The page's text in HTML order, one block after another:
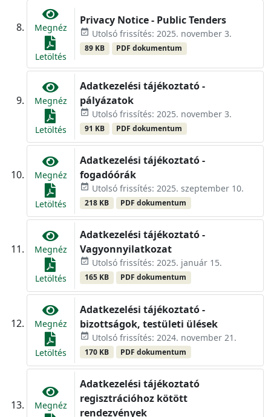
Megnéz
Letöltés
Privacy Notice - Public Tenders
event_available Utolsó frissítés: 2025. november 3.
89 KB PDF dokumentum
Megnéz
Letöltés
Adatkezelési tájékoztató -
pályázatok
event_available Utolsó frissítés: 2025. november 3.
91 KB PDF dokumentum
Megnéz
Letöltés
Adatkezelési tájékoztató -
fogadóórák
event_available Utolsó frissítés: 2025. szeptember 10.
218 KB PDF dokumentum
Megnéz
Letöltés
Adatkezelési tájékoztató -
Vagyonnyilatkozat
event_available Utolsó frissítés: 2025. január 15.
165 KB PDF dokumentum
Megnéz
Letöltés
Adatkezelési tájékoztató -
bizottságok, testületi ülések
event_available Utolsó frissítés: 2024. november 21.
170 KB PDF dokumentum
Megnéz
Adatkezelési tájékoztató
regisztrációhoz kötött
rendezvények